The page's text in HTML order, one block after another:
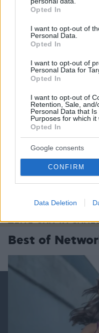
grant or deny consent to
use your data for below
consent section.
Opted In
I want to opt-out of
Personal Data.
Opted In
I want to opt-out of
Personal Data for
Opted In
I want to opt-out of
Retention, Sale,
Personal Data that
Purposes for which it
Opted In
Google consents
CONFIRM
Data Deletion
Ποια είναι τα δέντρα που
γίνουν «ασπίδα» για το
05.08.2026, 10:50
Games
ΔΕΙΤΕ ΟΛΑ ΤΑ
Best of